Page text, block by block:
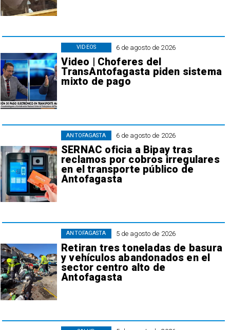
6 de agosto de 2026
Video | Choferes del
TransAntofagasta piden sistema
mixto de pago
VIDEOS
6 de agosto de 2026
SERNAC oficia a Bipay tras
reclamos por cobros irregulares
en el transporte público de
Antofagasta
ANTOFAGASTA
5 de agosto de 2026
Retiran tres toneladas de basura
y vehículos abandonados en el
sector centro alto de
Antofagasta
ANTOFAGASTA